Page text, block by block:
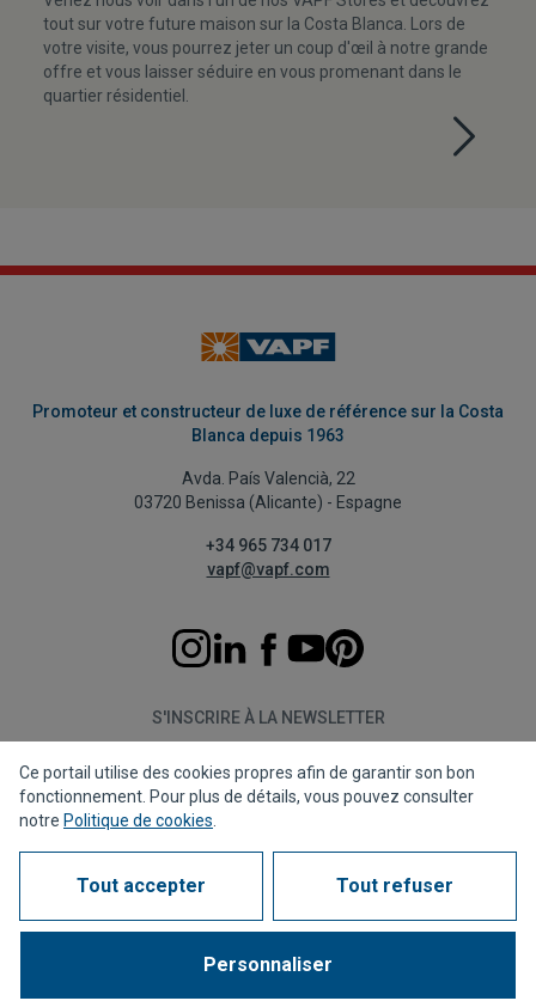
tout sur votre future maison sur la Costa Blanca. Lors de
votre visite, vous pourrez jeter un coup d'œil à notre grande
offre et vous laisser séduire en vous promenant dans le
quartier résidentiel.
Promoteur et constructeur de luxe de référence sur la Costa
Blanca depuis 1963
Avda. País Valencià, 22
03720 Benissa (Alicante) - Espagne
+34 965 734 017
vapf@vapf.com
S'INSCRIRE À LA NEWSLETTER
S'abonner
Politique de confidentialité
Politique de cookies
Avis juridiqueCanal de dénonciationCorporate compliance
1963 - 2026 © Tous droits réservés
Ce portail utilise des cookies propres afin de garantir son bon
fonctionnement. Pour plus de détails, vous pouvez consulter
notre Politique de cookies
Tout accepter Tout refuser
Personnaliser